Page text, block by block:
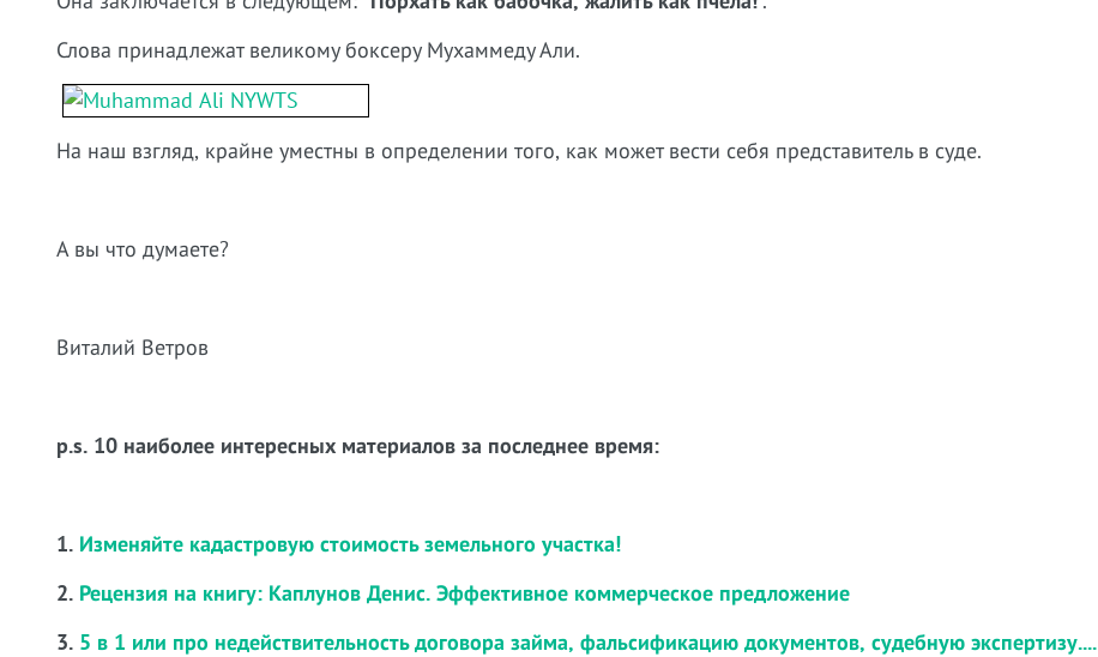
Слова принадлежат великому боксеру Мухаммеду Али.
На наш взгляд, крайне уместны в определении того, как может вести себя представитель в суде.
А вы что думаете?
Виталий Ветров
p.s. 10 наиболее интересных материалов за последнее время:
1. Изменяйте кадастровую стоимость земельного участка!
2. Рецензия на книгу: Каплунов Денис. Эффективное коммерческое предложение
3. 5 в 1 или про недействительность договора займа, фальсификацию документов, судебную экспертизу....